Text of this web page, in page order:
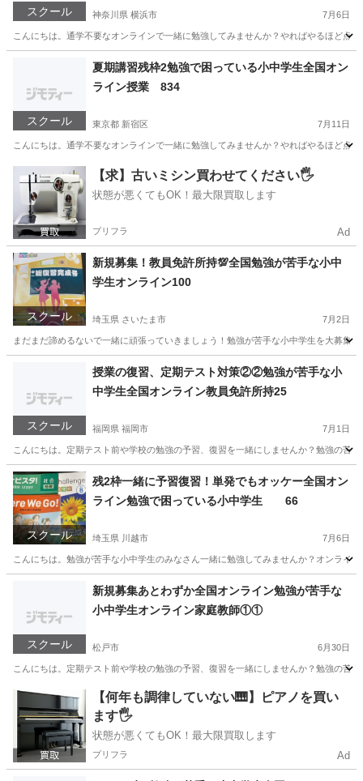
スクール 神奈川県 横浜市 7月6日
こんにちは。通学不要なオンラインで一緒に勉強してみませんか？やればやるほど点
家庭教師 オンライン
スクール
夏期講習残枠2勉強で困っている小中学生全国オン
ライン授業 834
東京都 新宿区 7月11日
こんにちは。通学不要なオンラインで一緒に勉強してみませんか？やればやるほど点
東京 新宿区 家庭教師 オンライン
【求】古いミシン買わせてください🖐️
状態が悪くてもOK！最大限買取します
プリフラ Ad
スクール
新規募集！教員免許所持💯全国勉強が苦手な小中
学生オンライン100
埼玉県 さいたま市 7月2日
まだまだ諦めるないで一緒に頑張っていきましょう！勉強が苦手な小中学生を大
さいたま市 家庭教師 正月
スクール
授業の復習、定期テスト対策②②勉強が苦手な小
中学生全国オンライン教員免許所持25
福岡県 福岡市 7月1日
こんにちは。定期テスト前や学校の勉強の予習、復習を一緒にしませんか？勉強の
福岡 福岡市 家庭教師 小学生
スクール
残2枠一緒に予習復習！単発でもオッケー全国オン
ライン勉強で困っている小中学生 66
埼玉県 川越市 7月6日
こんにちは。勉強が苦手な小中学生のみなさん一緒に勉強してみませんか？オンライ
家庭教師 オンライン
スクール
新規募集あとわずか全国オンライン勉強が苦手な
小中学生オンライン家庭教師①①
松戸市 6月30日
こんにちは。定期テスト前や学校の勉強の予習、復習を一緒にしませんか？勉強の
千葉 松戸市 家庭教師 小学生
【何年も調律していない🎹】ピアノを買い
ます🖐️
状態が悪くてもOK！最大限買取します
プリフラ Ad